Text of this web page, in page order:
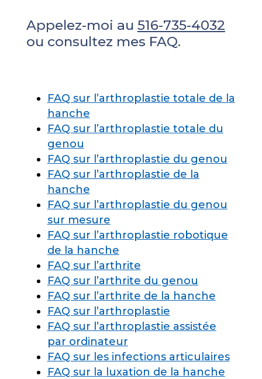
Appelez-moi au 516-735-4032
ou consultez mes FAQ.
FAQ sur l’arthroplastie totale de la
hanche
FAQ sur l’arthroplastie totale du
genou
FAQ sur l’arthroplastie du genou
FAQ sur l’arthroplastie de la
hanche
FAQ sur l’arthroplastie du genou
sur mesure
FAQ sur l’arthroplastie robotique
de la hanche
FAQ sur l’arthrite
FAQ sur l’arthrite du genou
FAQ sur l’arthrite de la hanche
FAQ sur l’arthroplastie
FAQ sur l’arthroplastie assistée
par ordinateur
FAQ sur les infections articulaires
FAQ sur la luxation de la hanche